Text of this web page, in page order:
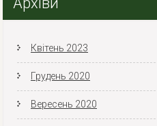
Квітень 2023
Грудень 2020
Вересень 2020